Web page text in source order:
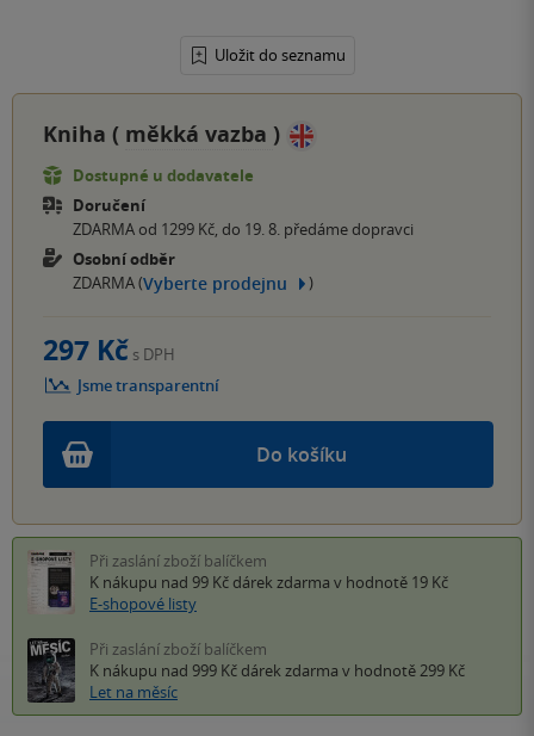
Uložit do seznamu
Kniha ( měkká vazba )
Dostupné u dodavatele
Doručení
ZDARMA od 1299 Kč, do 19. 8. předáme dopravci
Osobní odběr
ZDARMA (Vyberte prodejnu )
Do košíku
297 Kč s DPH
Jsme transparentní
Při zaslání zboží balíčkem
K nákupu nad 99 Kč dárek zdarma v hodnotě 19 Kč
E-shopové listy
Při zaslání zboží balíčkem
K nákupu nad 999 Kč dárek zdarma v hodnotě 299 Kč
Let na měsíc